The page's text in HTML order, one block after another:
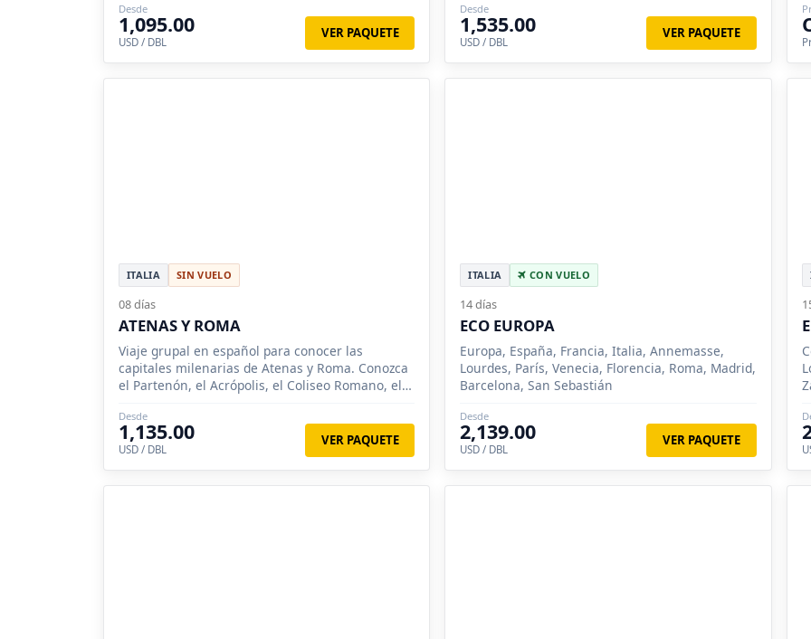
Desde
1,095.00
USD / DBL
VER PAQUETE
Desde
1,535.00
USD / DBL
VER PAQUETE
ITALIA SIN VUELO
08 días
ATENAS Y ROMA
Viaje grupal en español para conocer las
capitales milenarias de Atenas y Roma. Conozca
el Partenón, el Acrópolis, el Coliseo Romano, el
Desde
1,135.00
USD / DBL
VER PAQUETE
ITALIA CON VUELO
14 días
ECO EUROPA
Europa, España, Francia, Italia, Annemasse,
Lourdes, París, Venecia, Florencia, Roma, Madrid,
Barcelona, San Sebastián
Desde
2,139.00
USD / DBL
VER PAQUETE